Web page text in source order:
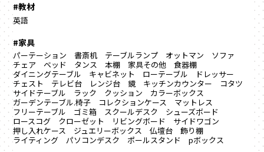
#教材
英語
#家具
パーテーション 書斎机 テーブルランプ オットマン
ソファ
チェア
ベッド タンス 本棚 家具その他
食器棚
ダイニングテーブル
キャビネット ローテーブル
ドレッサー
チェスト
テレビ台 レンジ台 鏡 キッチンカウンター
コタツ
サイドテーブル
ラック クッション
カラーボックス
ガーデンテーブル.椅子
コレクションケース
マットレス
フリーテーブル
ゴミ箱 スクールデスク
シューズボード
ロースコグ
クローゼット リビングボード
サイドワゴン
押し入れケース
ジュエリーボックス 仏壇台
飾り棚
ライティング
パソコンデスク ポールスタンド pボックス